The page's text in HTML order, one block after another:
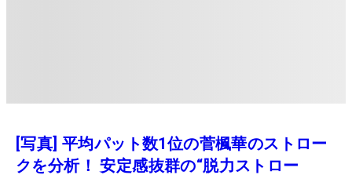
[写真] 平均パット数1位の菅楓華のストロー
クを分析！ 安定感抜群の“脱力ストロー